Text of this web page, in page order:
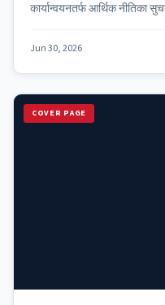
कार्यान्वयनतर्फ आर्थिक नीतिका
Jun 30, 2026
COVER PAGE